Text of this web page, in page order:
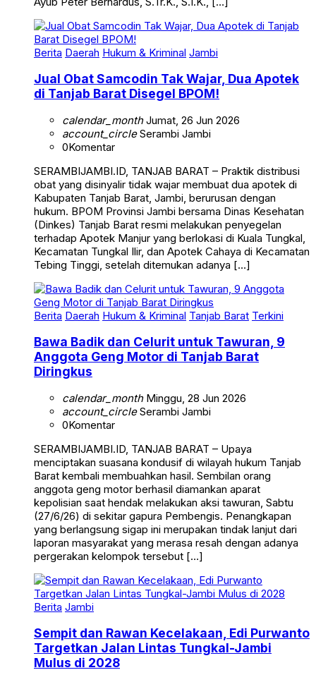
Berita Daerah Hukum & Kriminal Jambi
Jual Obat Samcodin Tak Wajar, Dua Apotek
di Tanjab Barat Disegel BPOM!
calendar_monthJumat, 26 Jun 2026
account_circleSerambi Jambi
0Komentar
SERAMBIJAMBI.ID, TANJAB BARAT – Praktik distribusi
obat yang disinyalir tidak wajar membuat dua apotek di
Kabupaten Tanjab Barat, Jambi, berurusan dengan
hukum. BPOM Provinsi Jambi bersama Dinas Kesehatan
(Dinkes) Tanjab Barat resmi melakukan penyegelan
terhadap Apotek Manjur yang berlokasi di Kuala Tungkal,
Kecamatan Tungkal Ilir, dan Apotek Cahaya di Kecamatan
Tebing Tinggi, setelah ditemukan adanya […]
Berita Daerah Hukum & Kriminal Tanjab Barat Terkini
Bawa Badik dan Celurit untuk Tawuran, 9
Anggota Geng Motor di Tanjab Barat
Diringkus
calendar_monthMinggu, 28 Jun 2026
account_circleSerambi Jambi
0Komentar
SERAMBIJAMBI.ID, TANJAB BARAT – Upaya
menciptakan suasana kondusif di wilayah hukum Tanjab
Barat kembali membuahkan hasil. Sembilan orang
anggota geng motor berhasil diamankan aparat
kepolisian saat hendak melakukan aksi tawuran, Sabtu
(27/6/26) di sekitar gapura Pembengis. Penangkapan
yang berlangsung sigap ini merupakan tindak lanjut dari
laporan masyarakat yang merasa resah dengan adanya
pergerakan kelompok tersebut […]
Berita Jambi
Sempit dan Rawan Kecelakaan, Edi Purwanto
Targetkan Jalan Lintas Tungkal-Jambi
Mulus di 2028